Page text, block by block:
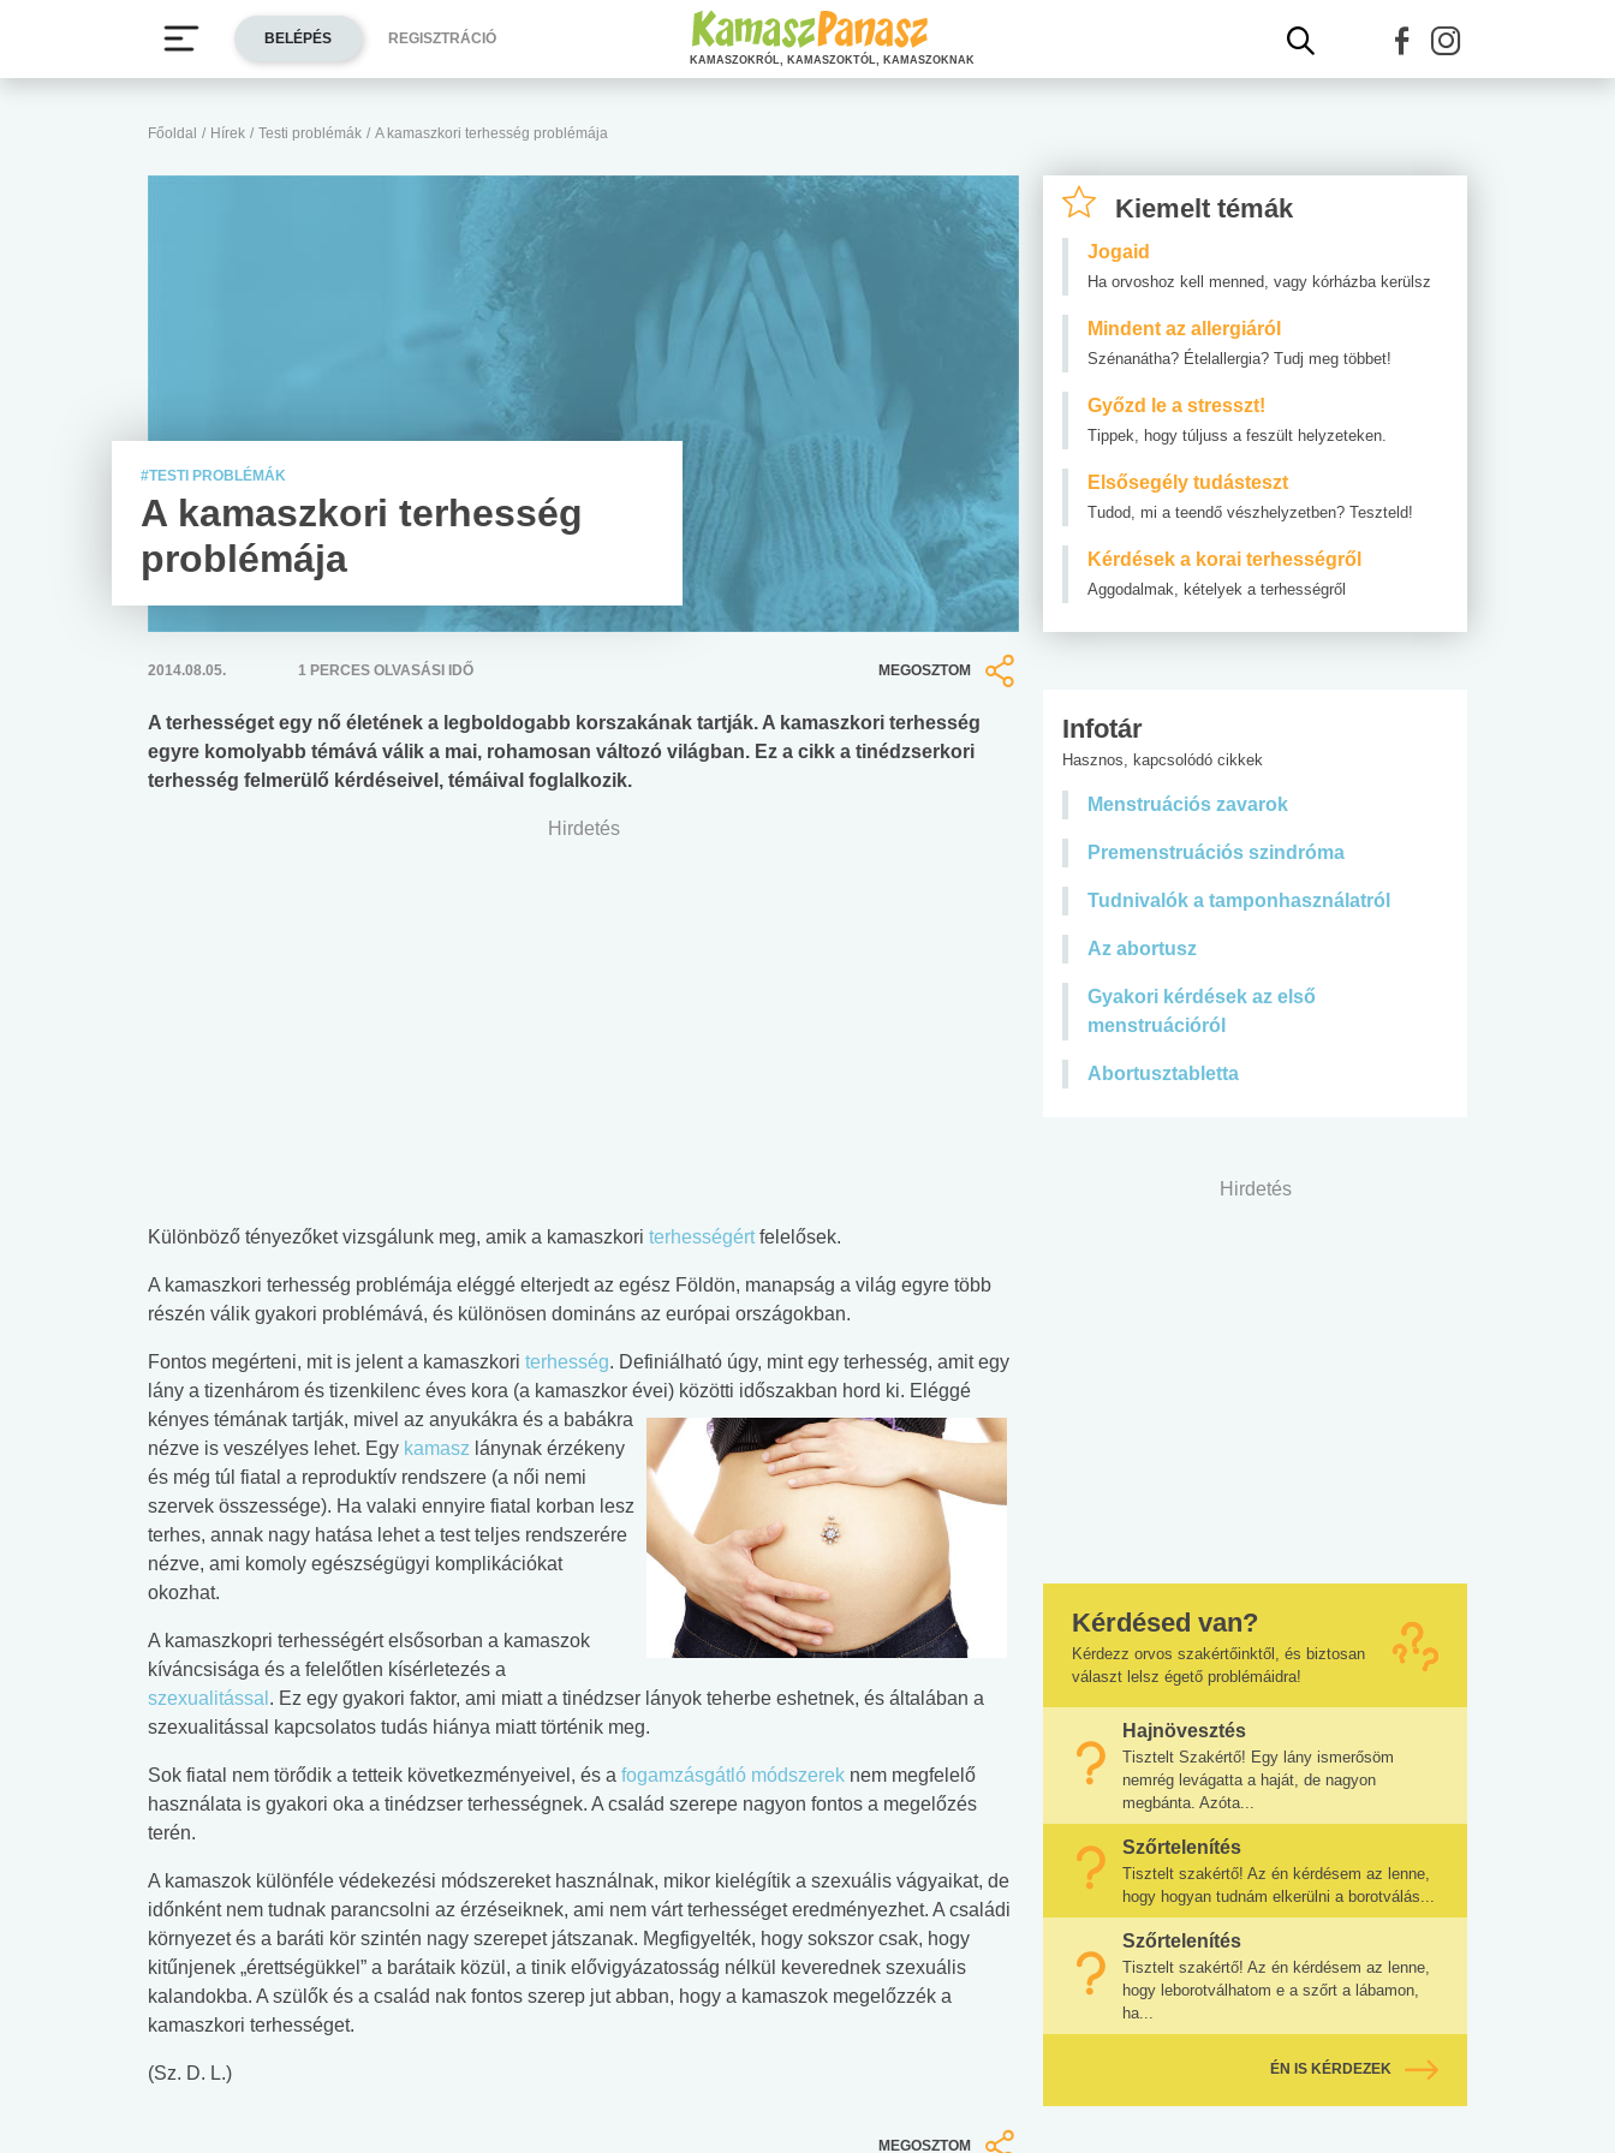
Főoldal / Hírek / Testi problémák / A kamaszkori terhesség problémája
#TESTI PROBLÉMÁK
A kamaszkori terhesség
problémája
2014.08.05. 1 PERCES OLVASÁSI IDŐ MEGOSZTOM
A terhességet egy nő életének a legboldogabb korszakának tartják. A kamaszkori terhesség
egyre komolyabb témává válik a mai, rohamosan változó világban. Ez a cikk a tinédzserkori
terhesség felmerülő kérdéseivel, témáival foglalkozik.
Hirdetés
Különböző tényezőket vizsgálunk meg, amik a kamaszkori terhességértfelelősek.
A kamaszkori terhesség problémája eléggé elterjedt az egész Földön, manapság a világ egyre több
részén válik gyakori problémává, és különösen domináns az európai országokban.
Fontos megérteni, mit is jelent a kamaszkori terhesség. Definiálható úgy, mint egy terhesség, amit egy
lány a tizenhárom és tizenkilenc éves kora (a kamaszkor évei) közötti időszakban hord ki. Eléggé
kényes témának tartják, mivel az anyukákra és a babákra
nézve is veszélyes lehet. Egy kamasz lánynak érzékeny
és még túl fiatal a reproduktív rendszere (a női nemi
szervek összessége). Ha valaki ennyire fiatal korban lesz
terhes, annak nagy hatása lehet a test teljes rendszerére
nézve, ami komoly egészségügyi komplikációkat
okozhat.
A kamaszkopri terhességért elsősorban a kamaszok
kíváncsisága és a felelőtlen kísérletezés a
szexualitással . Ez egy gyakori faktor, ami miatt a tinédzser lányok teherbe eshetnek, és általában a
szexualitással kapcsolatos tudás hiánya miatt történik meg.
Sok fiatal nem törődik a tetteik következményeivel, és a fogamzásgátló módszerek nem megfelelő
használata is gyakori oka a tinédzser terhességnek. A család szerepe nagyon fontos a megelőzés
terén.
A kamaszok különféle védekezési módszereket használnak, mikor kielégítik a szexuális vágyaikat, de
időnként nem tudnak parancsolni az érzéseiknek, ami nem várt terhességet eredményezhet. A családi
környezet és a baráti kör szintén nagy szerepet játszanak. Megfigyelték, hogy sokszor csak, hogy
kitűnjenek „érettségükkel” a barátaik közül, a tinik elővigyázatosság nélkül keverednek szexuális
kalandokba. A szülők és a család nak fontos szerep jut abban, hogy a kamaszok megelőzzék a
kamaszkori terhességet.
(Sz. D. L.)
MEGOSZTOM
Kiemelt témák
Jogaid
Ha orvoshoz kell menned, vagy kórházba kerülsz
Mindent az allergiáról
Szénanátha? Ételallergia? Tudj meg többet!
Győzd le a stresszt!
Tippek, hogy túljuss a feszült helyzeteken.
Elsősegély tudásteszt
Tudod, mi a teendő vészhelyzetben? Teszteld!
Kérdések a korai terhességről
Aggodalmak, kételyek a terhességről
Infotár
Hasznos, kapcsolódó cikkek
Menstruációs zavarok
Premenstruációs szindróma
Tudnivalók a tamponhasználatról
Az abortusz
Gyakori kérdések az első
menstruációról
Abortusztabletta
Hirdetés
Kérdésed van?
Kérdezz orvos szakértőinktől, és biztosan
választ lelsz égető problémáidra!
Hajnövesztés
Tisztelt Szakértő! Egy lány ismerősöm
nemrég levágatta a haját, de nagyon
megbánta. Azóta...
Szőrtelenítés
Tisztelt szakértő! Az én kérdésem az lenne,
hogy hogyan tudnám elkerülni a borotválás...
Szőrtelenítés
Tisztelt szakértő! Az én kérdésem az lenne,
hogy leborotválhatom e a szőrt a lábamon,
ha...
ÉN IS KÉRDEZEK
BELÉPÉS REGISZTRÁCIÓ
KAMASZOKRÓL, KAMASZOKTÓL, KAMASZOKNAK